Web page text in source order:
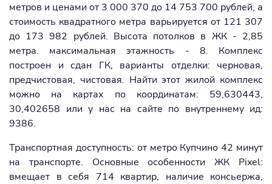
метров и ценами от 3 000 370 до 14 753 700 рублей, а
стоимость квадратного метра варьируется от 121 307
до 173 982 рублей. Высота потолков в ЖК - 2,85
метра. максимальная этажность - 8. Комплекс
построен и сдан ГК, варианты отделки: черновая,
предчистовая, чистовая. Найти этот жилой комплекс
можно на картах по координатам: 59,630443,
30,402658 или у нас на сайте по внутреннему ид:
9386.
Транспортная доступность: от метро Купчино 42 минут
на транспорте. Основные особенности ЖК Pixel:
вмещает в себя 714 квартир, наличие консьержа,